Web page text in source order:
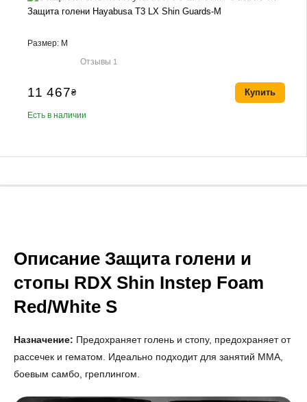
Защита голени Hayabusa T3 LX Shin Guards-M
Размер: M
Отзывы 1
11 467₴
Есть в наличии
Купить
Описание Защита голени и
стопы RDX Shin Instep Foam
Red/White S
Назначение: Предохраняет голень и стопу, предохраняет от
рассечек и гематом. Идеально подходит для занятий ММА,
боевым самбо, греплингом.